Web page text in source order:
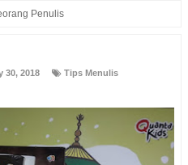
Penulis
30, 2018 Tips Menulis